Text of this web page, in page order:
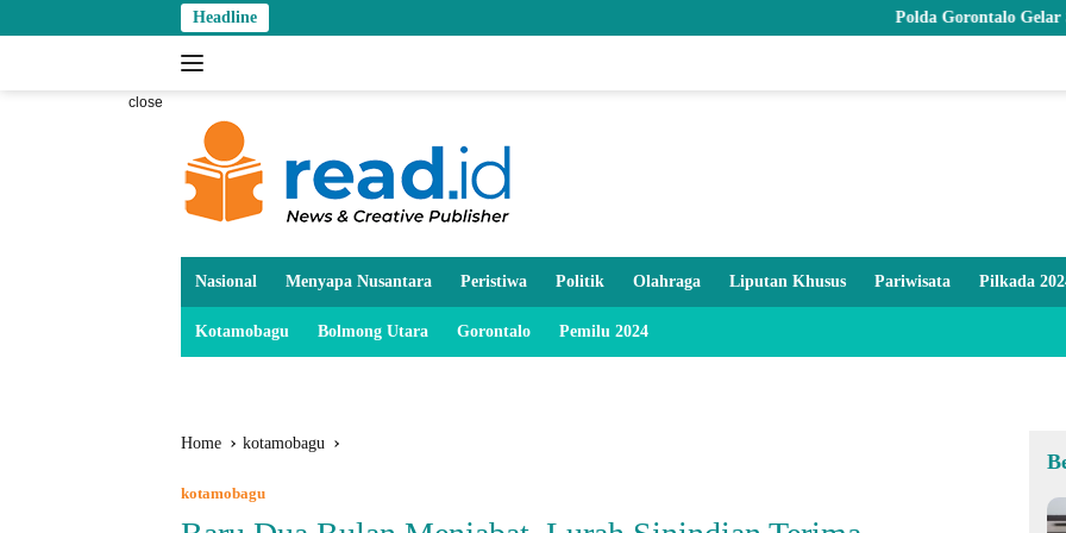
to
Headline Polda Gorontalo Gelar Syukuran HUT
close
Nasional Menyapa Nusantara Peristiwa Politik Olahraga Liputan Khusus Pariwisata Pilkada
Kotamobagu Bolmong Utara Gorontalo Pemilu 2024
Home kotamobagu
kotamobagu